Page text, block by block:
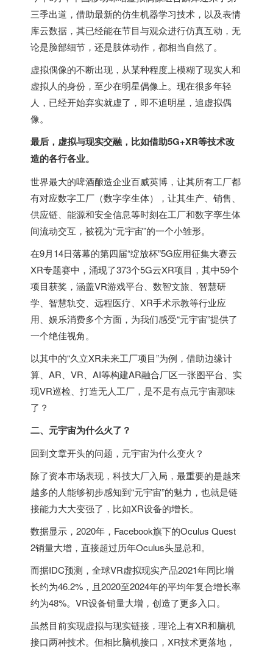
三季出道，借助最新的仿生机器学习技术，以及表情
库云数据，其已经能在节目与观众进行仿真互动，无
论是脸部细节，还是肢体动作，都相当自然了。
虚拟偶像的不断出现，从某种程度上模糊了现实人和
虚拟人的身份，至少在明星偶像上。现在很多年轻
人，已经开始弃实就虚了，即不追明星，追虚拟偶
像。
最后，虚拟与现实交融，比如借助5G+XR等技术改
造的各行各业。
世界最大的啤酒酿造企业百威英博，让其所有工厂都
有对应数字工厂（数字孪生体），让其生产、销售、
供应链、能源和安全信息等时刻在工厂和数字孪生体
间流动交互，被视为“元宇宙”的一个小雏形。
在9月14日落幕的第四届“绽放杯”5G应用征集大赛云
XR专题赛中，涌现了373个5G云XR项目，其中59个
项目获奖，涵盖VR游戏平台、数智文旅、智慧研
学、智慧轨交、远程医疗、XR手术示教等行业应
用、娱乐消费多个方面，为我们感受“元宇宙”提供了
一个绝佳视角。
以其中的“久立XR未来工厂项目”为例，借助边缘计
算、AR、VR、AI等构建AR融合厂区一张图平台、实
现VR巡检、打造无人工厂，是不是有点元宇宙那味
了？
二、元宇宙为什么火了？
回到文章开头的问题，元宇宙为什么变火？
除了资本市场表现，科技大厂入局，最重要的是越来
越多的人能够初步感知到“元宇宙”的魅力，也就是链
接能力大大变强了，比如XR设备的增长。
数据显示，2020年，Facebook旗下的Oculus Quest
2销量大增，直接超过历年Oculus头显总和。
而据IDC预测，全球VR虚拟现实产品2021年同比增
长约为46.2%，且2020至2024年的平均年复合增长率
约为48%。VR设备销量大增，创造了更多入口。
虽然目前实现虚拟与现实链接，理论上有XR和脑机
接口两种技术。但相比脑机接口，XR技术更落地，